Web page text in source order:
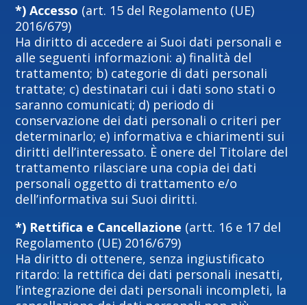
*) Accesso (art. 15 del Regolamento (UE)
2016/679)
Ha diritto di accedere ai Suoi dati personali e
alle seguenti informazioni: a) finalità del
trattamento; b) categorie di dati personali
trattate; c) destinatari cui i dati sono stati o
saranno comunicati; d) periodo di
conservazione dei dati personali o criteri per
determinarlo; e) informativa e chiarimenti sui
diritti dell’interessato. È onere del Titolare del
trattamento rilasciare una copia dei dati
personali oggetto di trattamento e/o
dell’informativa sui Suoi diritti.
*) Rettifica e Cancellazione (artt. 16 e 17 del
Regolamento (UE) 2016/679)
Ha diritto di ottenere, senza ingiustificato
ritardo: la rettifica dei dati personali inesatti,
l’integrazione dei dati personali incompleti, la